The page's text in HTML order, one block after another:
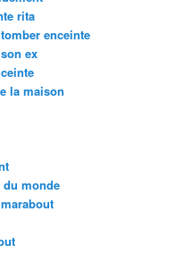
rita
enceinte
ex
la maison
monde